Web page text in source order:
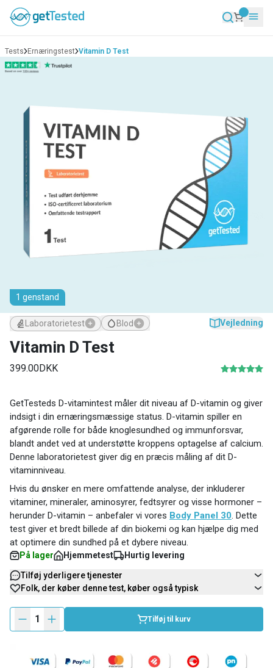
Tests Ernæringstest Vitamin D Test
1 genstand
Laboratorietest Blod Vejledning
Vitamin D Test
399.00DKK
GetTesteds D-vitamintest måler dit niveau af D-vitamin og giver
indsigt i din ernæringsmæssige status. D-vitamin spiller en
afgørende rolle for både knoglesundhed og immunforsvar,
blandt andet ved at understøtte kroppens optagelse af calcium.
Denne laboratorietest giver dig en præcis måling af dit D-
vitaminniveau.
Hvis du ønsker en mere omfattende analyse, der inkluderer
vitaminer, mineraler, aminosyrer, fedtsyrer og visse hormoner –
herunder D-vitamin – anbefaler vi vores Body Panel 30. Dette
test giver et bredt billede af din biokemi og kan hjælpe dig med
at optimere din sundhed på et dybere niveau.
På lager Hjemmetest Hurtig levering
Tilføj yderligere tjenester
Folk, der køber denne test, køber også typisk
1 Tilføj til kurv